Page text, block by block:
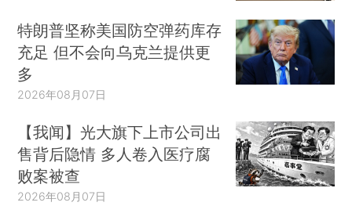
特朗普坚称美国防空弹药库存
充足 但不会向乌克兰提供更
多
2026年08月07日
【我闻】光大旗下上市公司出
售背后隐情 多人卷入医疗腐
败案被查
2026年08月07日